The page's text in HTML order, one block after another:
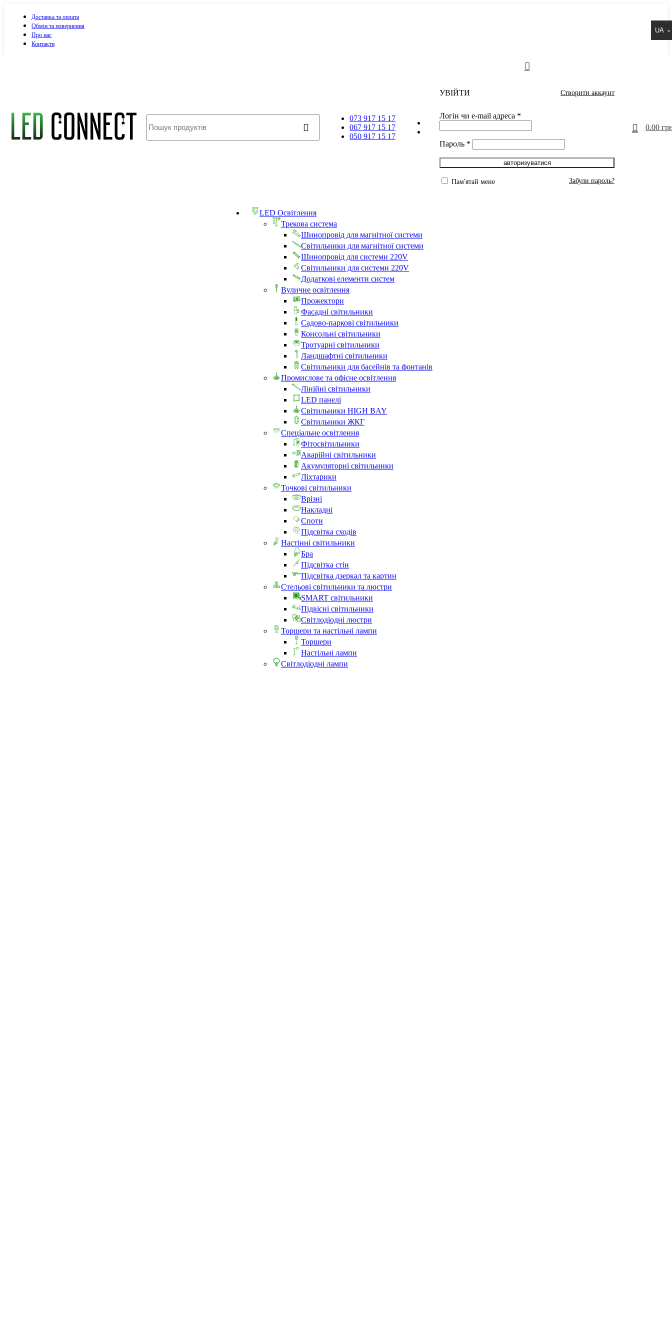
Доставка та оплата
Обмін та повернення
Про нас
Контакти
UA
073 917 15 17
067 917 15 17
050 917 15 17
УВІЙТИ Створити аккаунт
Логін чи e-mail адреса *
Пароль *
авторизуватися
Забули пароль?
Пам'ятай мене
0.00
LED Освітлення
Трекова система
Шинопровід для магнітної системи
Світильники для магнітної системи
Шинопровід для системи 220V
Світильники для системи 220V
Додаткові елементи систем
Вуличне освітлення
Прожектори
Фасадні світильники
Садово-паркові світильники
Консольні світильники
Тротуарні світильники
Ландшафтні світильники
Світильники для басейнів та фонтанів
Промислове та офісне освітлення
Лінійні світильники
LED панелі
Світильники HIGH BAY
Світильники ЖКГ
Спеціальне освітлення
Фітосвітильники
Аварійні світильники
Акумуляторні світильники
Ліхтарики
Точкові світильники
Врізні
Накладні
Споти
Підсвітка сходів
Настінні світильники
Бра
Підсвітка стін
Підсвітка дзеркал та картин
Стельові світильники та люстри
SMART світильники
Підвісні світильники
Світлодіодні люстри
Торшери та настільні лампи
Торшери
Настільні лампи
Світлодіодні лампи